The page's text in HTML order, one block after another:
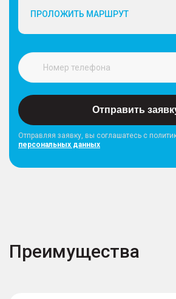
ПРОЛОЖИТЬ МАРШРУТ
Отправить
Отправляя заявку, вы соглашатесь с
персональных данных
Преимущества